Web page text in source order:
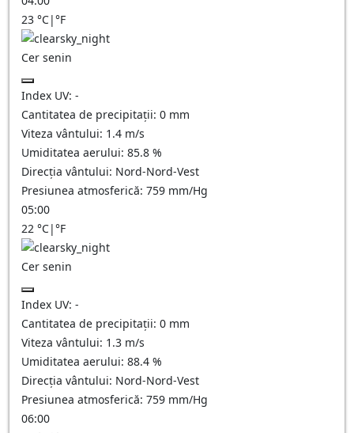
23 °C|°F
Cer senin
Index UV: -
Cantitatea de precipitații: 0 mm
Viteza vântului: 1.4 m/s
Umiditatea aerului: 85.8 %
Direcția vântului: Nord-Nord-Vest
Presiunea atmosferică: 759 mm/Hg
05:00
22 °C|°F
Cer senin
Index UV: -
Cantitatea de precipitații: 0 mm
Viteza vântului: 1.3 m/s
Umiditatea aerului: 88.4 %
Direcția vântului: Nord-Nord-Vest
Presiunea atmosferică: 759 mm/Hg
06:00